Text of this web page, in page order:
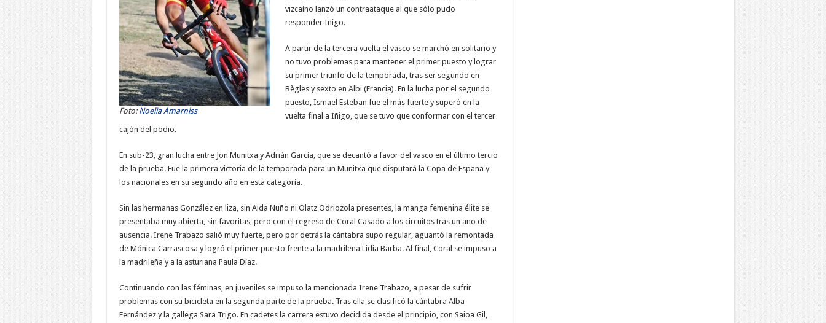
Foto: Noelia Amarniss
vizcaíno lanzó un contraataque al que sólo pudo
responder Iñigo.
A partir de la tercera vuelta el vasco se marchó en solitario y
no tuvo problemas para mantener el primer puesto y lograr
su primer triunfo de la temporada, tras ser segundo en
Bègles y sexto en Albi (Francia). En la lucha por el segundo
puesto, Ismael Esteban fue el más fuerte y superó en la
vuelta final a Iñigo, que se tuvo que conformar con el tercer
cajón del podio.
En sub-23, gran lucha entre Jon Munitxa y Adrián García, que se decantó a favor del vasco en el último tercio
de la prueba. Fue la primera victoria de la temporada para un Munitxa que disputará la Copa de España y
los nacionales en su segundo año en esta categoría.
Sin las hermanas González en liza, sin Aida Nuño ni Olatz Odriozola presentes, la manga femenina élite se
presentaba muy abierta, sin favoritas, pero con el regreso de Coral Casado a los circuitos tras un año de
ausencia. Irene Trabazo salió muy fuerte, pero por detrás la cántabra supo regular, aguantó la remontada
de Mónica Carrascosa y logró el primer puesto frente a la madrileña Lidia Barba. Al final, Coral se impuso a
la madrileña y a la asturiana Paula Díaz.
Continuando con las féminas, en juveniles se impuso la mencionada Irene Trabazo, a pesar de sufrir
problemas con su bicicleta en la segunda parte de la prueba. Tras ella se clasificó la cántabra Alba
Fernández y la gallega Sara Trigo. En cadetes la carrera estuvo decidida desde el principio, con Saioa Gil,